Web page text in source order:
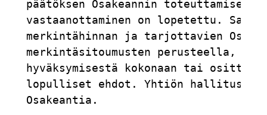
päätöksen Osakeannin
vastaanottaminen on lopetettu.
merkintähinnan ja tarjottavien
merkintäsitoumusten perusteella,
hyväksymisestä kokonaan tai
lopulliset ehdot. Yhtiön hallitus on
Osakeantia.